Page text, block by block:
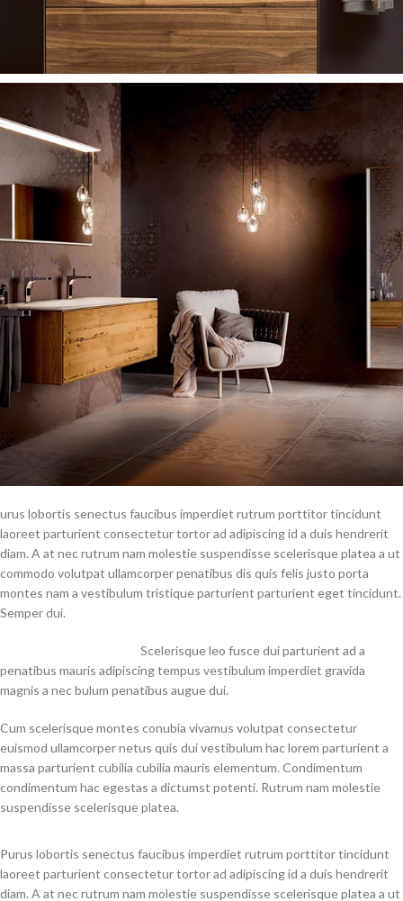
urus lobortis senectus faucibus imperdiet rutrum porttitor tincidunt
laoreet parturient consectetur tortor ad adipiscing id a duis hendrerit
diam. A at nec rutrum nam molestie suspendisse scelerisque platea a ut
commodo volutpat ullamcorper penatibus dis quis felis justo porta
montes nam a vestibulum tristique parturient parturient eget tincidunt.
Semper dui.
Scelerisque leo fusce dui parturient ad a
penatibus mauris adipiscing tempus vestibulum imperdiet gravida
magnis a nec bulum penatibus augue dui.
Cum scelerisque montes conubia vivamus volutpat consectetur
euismod ullamcorper netus quis dui vestibulum hac lorem parturient a
massa parturient cubilia cubilia mauris elementum. Condimentum
condimentum hac egestas a dictumst potenti. Rutrum nam molestie
suspendisse scelerisque platea.
Purus lobortis senectus faucibus imperdiet rutrum porttitor tincidunt
laoreet parturient consectetur tortor ad adipiscing id a duis hendrerit
diam. A at nec rutrum nam molestie suspendisse scelerisque platea a ut